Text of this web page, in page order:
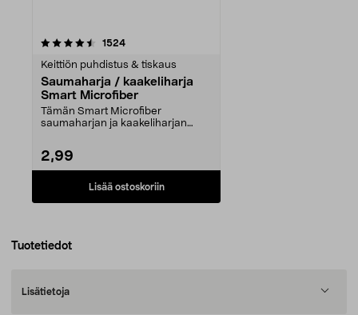
1524arvostelut
Keittiön puhdistus & tiskaus
Saumaharja / kaakeliharja
Smart Microfiber
Tämän Smart Microfiber
saumaharjan ja kaakeliharjan
2,99
Lisää ostoskoriin
Tuotetiedot
Lisätietoja